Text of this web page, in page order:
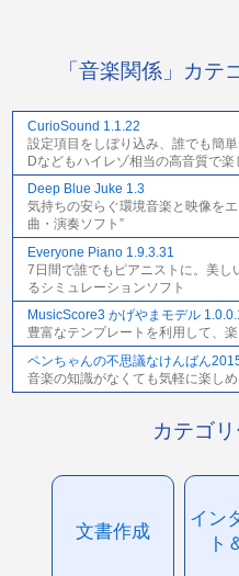
「音楽関係」カテ
CurioSound 1.1.22
設定項目をしぼり込み、誰でも簡
Dなどもハイレゾ相当の高音質で
Deep Blue Juke 1.3
気持ちの安らぐ環境音楽と映像を
曲・演奏ソフト”
Everyone Piano 1.9.3.31
7日間で誰でもピアニストに。美し
るシミュレーションソフト
MusicScore3 かげやまモデル
豊富なテンプレートを利用して、
ペンちゃんの不思議なけんばん
音楽の知識がなくても気軽に楽し
カテゴ
文書作成
イン
ト